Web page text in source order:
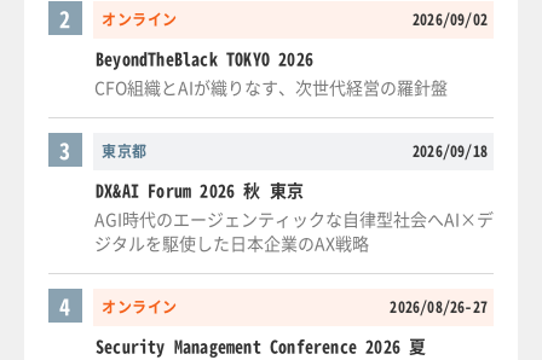
オンライン 2026/09/02
2
BeyondTheBlack TOKYO 2026
CFO組織とAIが織りなす、次世代経営の羅針盤
東京都 2026/09/18
3
DX&AI Forum 2026 秋 東京
AGI時代のエージェンティックな自律型社会へAI×デ
ジタルを駆使した日本企業のAX戦略
オンライン 2026/08/26-27
4
Security Management Conference 2026 夏